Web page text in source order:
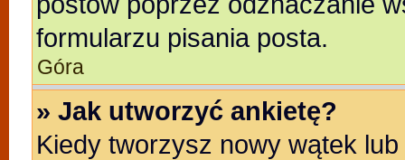
formularzu pisania posta.
Góra
» Jak utworzyć ankietę?
Kiedy tworzysz nowy wątek